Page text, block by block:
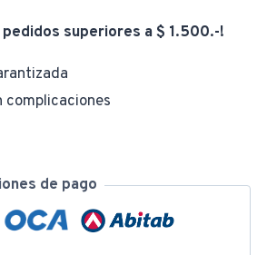
pedidos superiores a $ 1.500.-!
complicaciones
de pago